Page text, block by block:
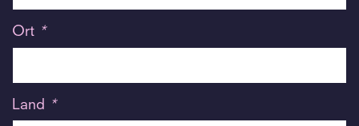
Ort *
Land *